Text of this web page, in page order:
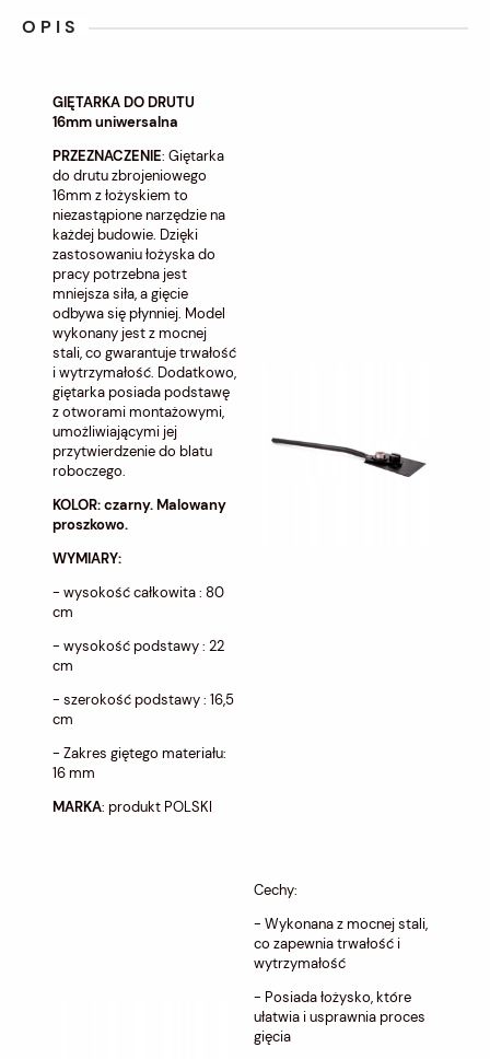
OPIS
GIĘTARKA DO DRUTU
16mm uniwersalna
PRZEZNACZENIE: Giętarka
do drutu zbrojeniowego
16mm z łożyskiem to
niezastąpione narzędzie na
każdej budowie. Dzięki
zastosowaniu łożyska do
pracy potrzebna jest
mniejsza siła, a gięcie
odbywa się płynniej. Model
wykonany jest z mocnej
stali, co gwarantuje trwałość
i wytrzymałość. Dodatkowo,
giętarka posiada podstawę
z otworami montażowymi,
umożliwiającymi jej
przytwierdzenie do blatu
roboczego.
KOLOR: czarny. Malowany
proszkowo.
WYMIARY:
- wysokość całkowita : 80
cm
- wysokość podstawy : 22
cm
- szerokość podstawy : 16,5
cm
- Zakres giętego materiału:
16 mm
MARKA: produkt POLSKI
Cechy:
- Wykonana z mocnej stali,
co zapewnia trwałość i
wytrzymałość
- Posiada łożysko, które
ułatwia i usprawnia proces
gięcia